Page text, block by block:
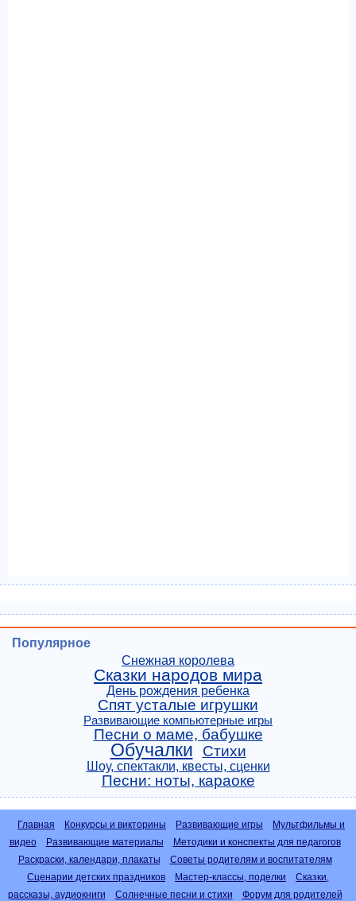
Популярное
Снежная королева
Сказки народов мира
День рождения ребенка
Спят усталые игрушки
Развивающие компьютерные игры
Песни о маме, бабушке
Обучалки Стихи
Шоу, спектакли, квесты, сценки
Песни: ноты, караоке
Главная Конкурсы и викторины Развивающие игры
Мультфильмы и
видео
Развивающие материалы
Методики и конспекты для педагогов
Раскраски, календари, плакаты
Советы родителям и воспитателям
Сценарии детских праздников
Мастер-классы, поделки
Сказки,
рассказы, аудиокниги
Солнечные песни и стихи Форум для родителей